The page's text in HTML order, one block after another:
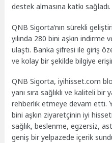
destek almasına katkı sağladı.
QNB Sigorta’nın sürekli
yılında 280 bini aşkın indirme
ulaştı. Banka şifresi ile giriş
ve kolay bir şekilde bilgiye
QNB Sigorta, iyihisset.com
yanı sıra sağlıklı ve kaliteli bir
rehberlik etmeye devam etti.
bini aşkın ziyaretçinin iyi
sağlık, beslenme, egzersiz,
geniş bir yelpazede içerik